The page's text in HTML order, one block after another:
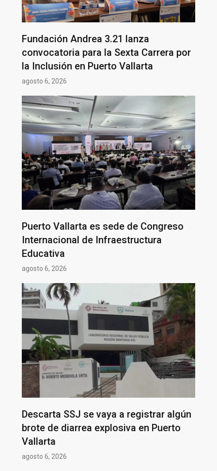
Fundación Andrea 3.21 lanza
convocatoria para la Sexta Carrera por
la Inclusión en Puerto Vallarta
agosto 6, 2026
Puerto Vallarta es sede de Congreso
Internacional de Infraestructura
Educativa
agosto 6, 2026
Descarta SSJ se vaya a registrar algún
brote de diarrea explosiva en Puerto
Vallarta
agosto 6, 2026